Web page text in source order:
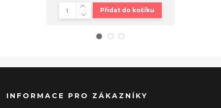
Přidat do košíku
INFORMACE PRO ZÁKAZNÍKY